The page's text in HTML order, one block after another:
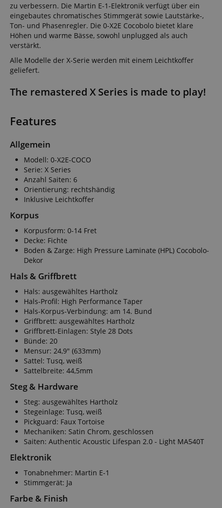
zu verbessern. Die Martin E-1-Elektronik verfügt über ein
eingebautes chromatisches Stimmgerät sowie Lautstärke-,
Ton- und Phasenregler. Die 0-X2E Cocobolo bietet klare
Höhen und warme Bässe, sowohl unplugged als auch
verstärkt.
Alle Modelle der X-Serie werden mit einem Leichtkoffer
geliefert.
The remastered X Series is made to play!
Features
Allgemein
Modell: 0-X2E-COCO
Serie: X Series
Anzahl Saiten: 6
Orientierung: rechtshändig
Inklusive Leichtkoffer
Korpus
Korpusform: 0-14 Fret
Decke: Fichte
Boden & Zarge: High Pressure Laminate (HPL) Cocobolo-
Dekor
Hals & Griffbrett
Hals: ausgewähltes Hartholz
Hals-Profil: High Performance Taper
Hals-Korpus-Verbindung: am 14. Bund
Griffbrett: ausgewähltes Hartholz
Griffbrett-Einlagen: Style 28 Dots
Bünde: 20
Mensur: 24,9" (633mm)
Sattel: Tusq, weiß
Sattelbreite: 44,5mm
Steg & Hardware
Steg: ausgewähltes Hartholz
Stegeinlage: Tusq, weiß
Pickguard: Faux Tortoise
Mechaniken: Satin Chrom, geschlossen
Saiten: Authentic Acoustic Lifespan 2.0 - Light MA540T
Elektronik
Tonabnehmer: Martin E-1
Stimmgerät: Ja
Farbe & Finish